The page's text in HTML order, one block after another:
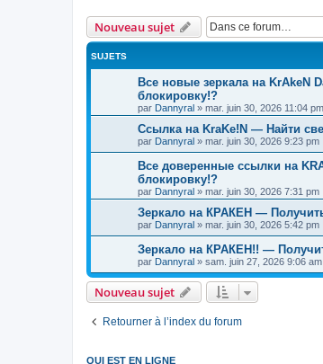
Nouveau sujet
SUJETS
Все новые зеркала на KrAkeN
блокировку!?
par Dannyral » mar. juin 30, 2026 11:04 pm
Ссылка на KraKe!N — Найти
par Dannyral » mar. juin 30, 2026 9:23 pm
Все доверенные ссылки на
блокировку!?
par Dannyral » mar. juin 30, 2026 7:31 pm
Зеркало на КРАКЕН —
par Dannyral » mar. juin 30, 2026 5:42 pm
Зеркало на КРАКЕН!! —
par Dannyral » sam. juin 27, 2026 9:06 am
Nouveau sujet
Retourner à l’index du forum
QUI EST EN LIGNE